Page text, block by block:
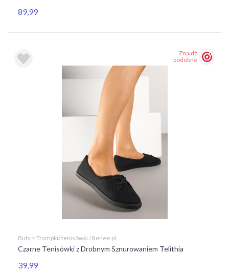
89,99
Znajdź
podobne
Buty > Trampki/ tenisówki / Renee.pl
Czarne Tenisówki z Drobnym Sznurowaniem Telithia
39,99